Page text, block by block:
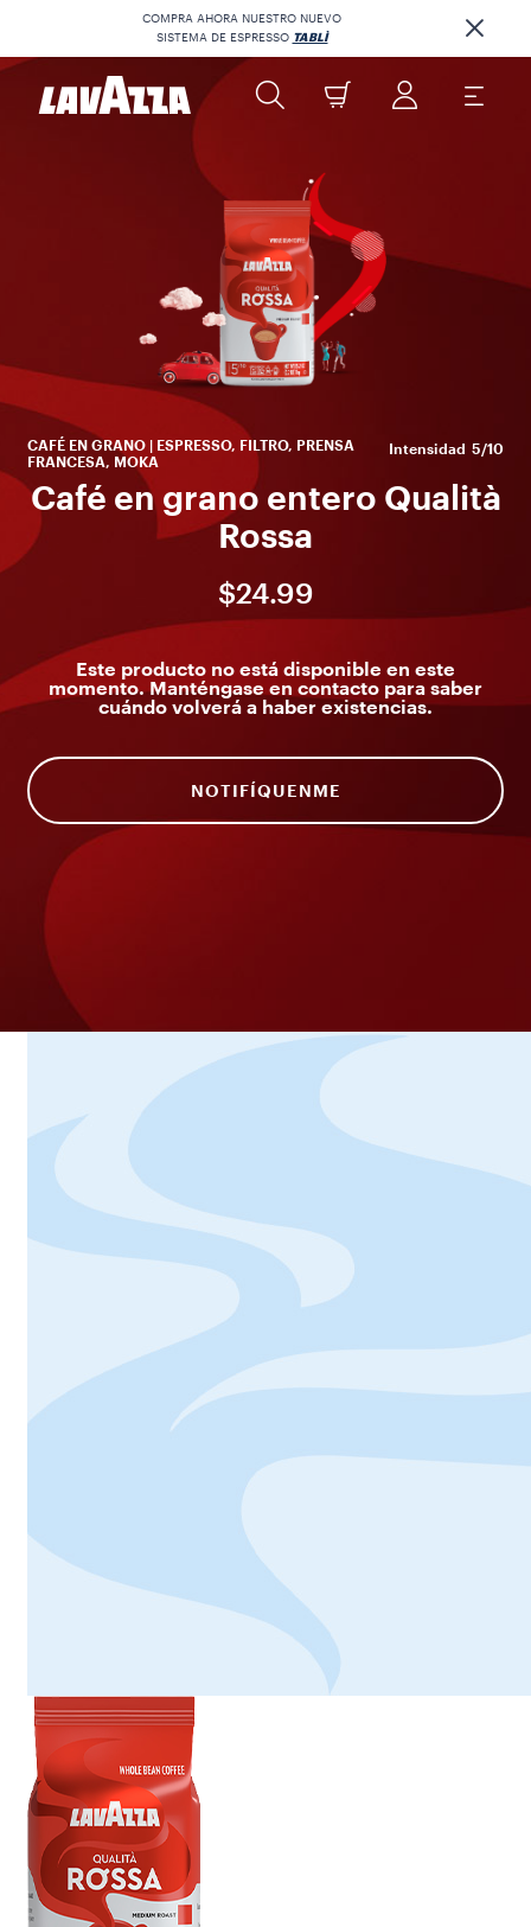
COMPRA AHORA NUESTRO NUEVO
SISTEMA DE ESPRESSO TABLÌ
CAFÉ EN GRANO | ESPRESSO, FILTRO, PRENSA
FRANCESA, MOKA
Intensidad 5/10
Café en grano entero Qualità
Rossa
$24.99
Este producto no está disponible en este
momento. Manténgase en contacto para saber
cuándo volverá a haber existencias.
NOTIFÍQUENME